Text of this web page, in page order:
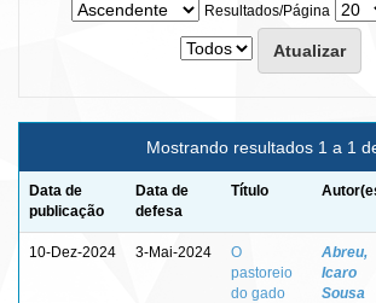
Resultados/Página
Mostrando resultados 1 a 1
Data de
publicação
Data de
defesa
Título
10-Dez-2024 3-Mai-2024
O
pastoreio
do gado
Abreu,
Icaro
Sousa